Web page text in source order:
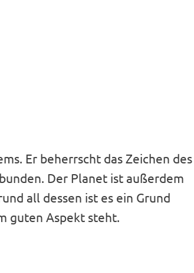
Er beherrscht das Zeichen des
Der Planet ist außerdem
all dessen ist es ein Grund
guten Aspekt steht.